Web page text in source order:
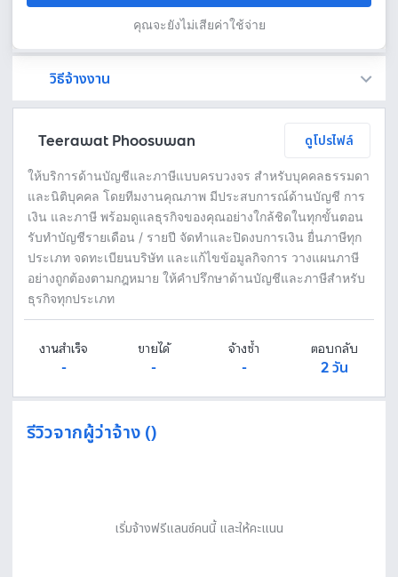
คุณจะยังไม่เสียค่าใช้จ่าย
วิธีจ้างงาน
Teerawat Phoosuwan ดูโปรไฟล์
ให้บริการด้านบัญชีและภาษีแบบครบวงจร สำหรับบุคคลธรรมดา
และนิติบุคคล โดยทีมงานคุณภาพ มีประสบการณ์ด้านบัญชี การ
เงิน และภาษี พร้อมดูแลธุรกิจของคุณอย่างใกล้ชิดในทุกขั้นตอน
รับทำบัญชีรายเดือน / รายปี จัดทำและปิดงบการเงิน ยื่นภาษีทุก
ประเภท จดทะเบียนบริษัท และแก้ไขข้อมูลกิจการ วางแผนภาษี
อย่างถูกต้องตามกฎหมาย ให้คำปรึกษาด้านบัญชีและภาษีสำหรับ
ธุรกิจทุกประเภท
งานสำเร็จ
-
ขายได้
-
จ้างซ้ำ
-
ตอบกลับ
2 วัน
รีวิวจากผู้ว่าจ้าง ()
เริ่มจ้างฟรีแลนซ์คนนี้ และให้คะแนน